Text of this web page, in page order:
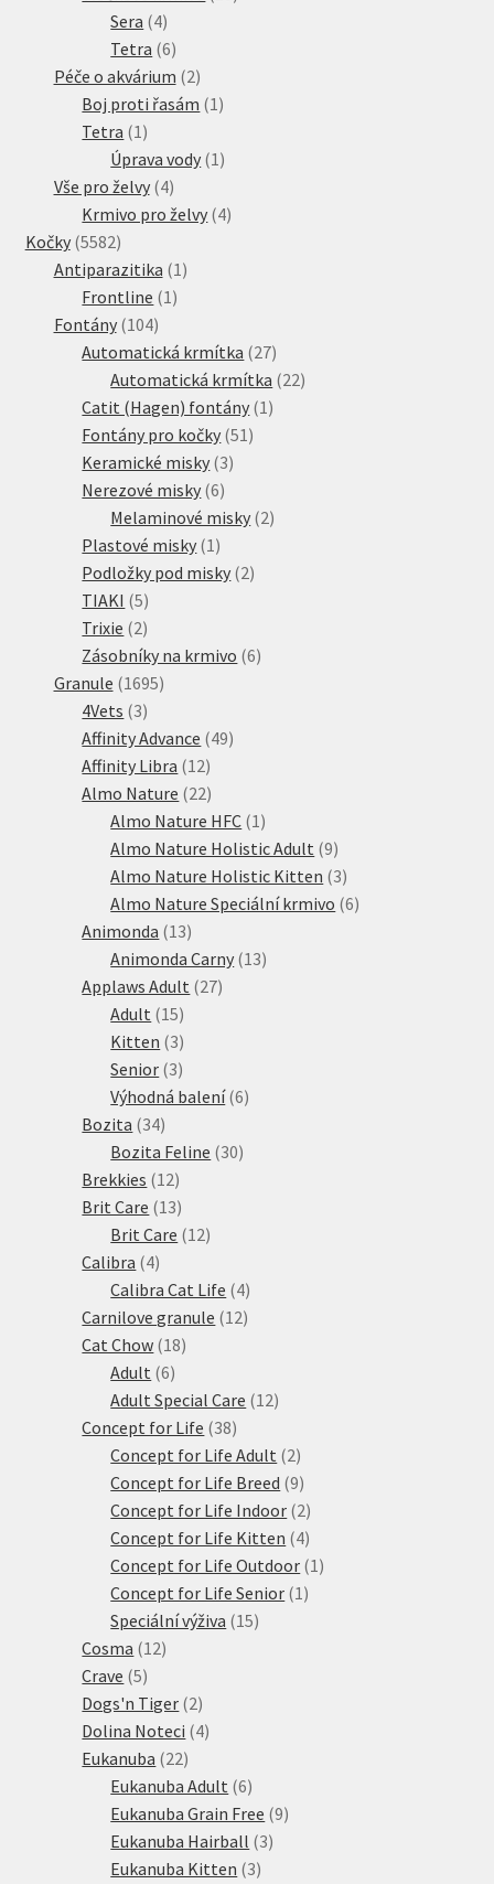
Sera 44
produkty
Tetra 66
produktů
Péče o akvárium 22
produkty
Boj proti řasám 1 1
Tetra 1 1
produkt
Úprava vody 1 1
Vše pro želvy 44
produkty
Krmivo pro želvy 44
Kočky 55825582
produktů
Antiparazitika 1 1
Frontline 1 1
Fontány 104104
produktů
Automatická krmítka 2727
produktů
Automatická krmítka 2222
Catit (Hagen) fontány 1 1
Fontány pro kočky 51 51
Keramické misky 33
Nerezové misky 66
produktů
Melaminové misky 22
Plastové misky 1 1
produkt
Podložky pod misky 22
TIAKI 55
produktů
Trixie 22
produkty
Zásobníky na krmivo 66
Granule 16951695
4Vets 33
produkty
Affinity Advance 4949
Affinity Libra 1212
produktů
Almo Nature 2222
produktů
Almo Nature HFC 1 1
produkt
Almo Nature Holistic Adult 99
produktů
Almo Nature Holistic Kitten 33
produkty
Almo Nature Speciální krmivo 66
Animonda 1313
produktů
Animonda Carny 1313
Applaws Adult 2727
Adult 1515
produktů
Kitten 33
produkty
Senior 33
produkty
Výhodná balení 66
Bozita 3434
produktů
Bozita Feline 3030
Brekkies 1212
produktů
Brit Care 1313
produktů
Brit Care 1212
Calibra 44
produkty
Calibra Cat Life 44
produkty
Carnilove granule 1212
Cat Chow 1818
Adult 66
produktů
Adult Special Care 1212
Concept for Life 3838
produktů
Concept for Life Adult 22
produkty
Concept for Life Breed 99
produktů
Concept for Life Indoor 22
produkty
Concept for Life Kitten 44
produkty
Concept for Life Outdoor 1 1
Concept for Life Senior 1 1
Speciální výživa 1515
Cosma 1212
Crave 55
produktů
Dogs'n Tiger 22
produkty
Dolina Noteci 44
Eukanuba 2222
produktů
Eukanuba Adult 66
produktů
Eukanuba Grain Free 99
Eukanuba Hairball 33
Eukanuba Kitten 33